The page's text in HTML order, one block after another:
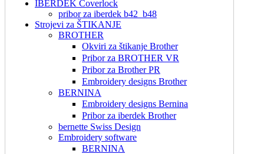
IBERDEK Coverlock
pribor za iberdek b42_b48
Strojevi za ŠTIKANJE
BROTHER
Okviri za štikanje Brother
Pribor za BROTHER VR
Pribor za Brother PR
Embroidery designs Brother
BERNINA
Embroidery designs Bernina
Pribor za iberdek Brother
bernette Swiss Design
Embroidery software
BERNINA